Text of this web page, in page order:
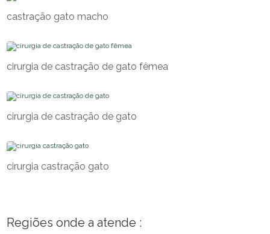
castração gato macho
cirurgia de castração de gato fêmea
cirurgia de castração de gato
cirurgia castração gato
Regiões onde a atende :